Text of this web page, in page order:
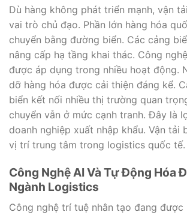
Dù hàng không phát triển mạnh, vận
vai trò chủ đạo. Phần lớn hàng hóa
chuyển bằng đường biển. Các cảng
nâng cấp hạ tầng khai thác. Công
được áp dụng trong nhiều hoạt động.
dỡ hàng hóa được cải thiện đáng kể.
biển kết nối nhiều thị trường quan
chuyển vẫn ở mức cạnh tranh. Đây là
doanh nghiệp xuất nhập khẩu. Vận tải
vị trí trung tâm trong logistics quốc tế.
Công Nghệ AI Và Tự Động Hóa
Ngành Logistics
Công nghệ trí tuệ nhân tạo đang được